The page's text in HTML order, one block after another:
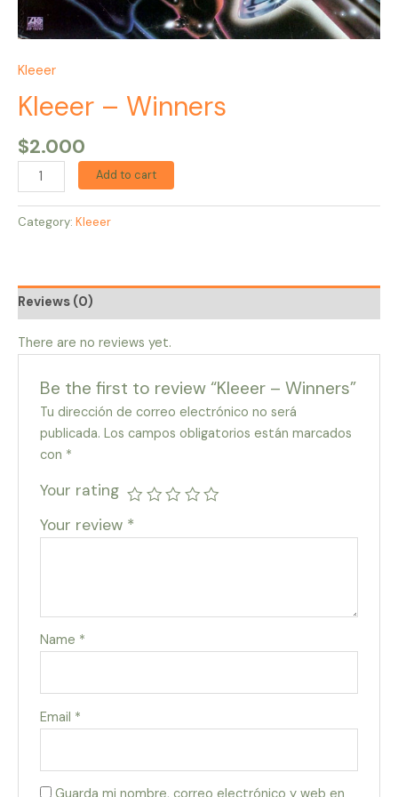
Kleeer
Kleeer – Winners
$2.000
Add to cart
Category: Kleeer
Reviews (0)
There are no reviews yet.
Be the first to review “Kleeer – Winners”
Tu dirección de correo electrónico no será
publicada. Los campos obligatorios están marcados
con *
Your rating
Your review *
Name *
Email *